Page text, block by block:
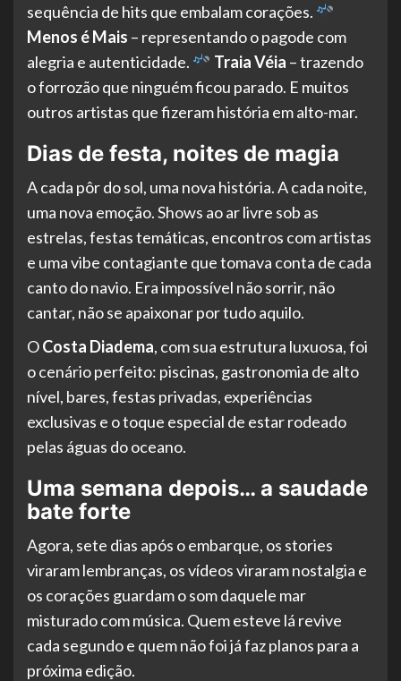
sequência de hits que embalam corações.
Menos é Mais – representando o pagode com
alegria e autenticidade.
Traia Véia – trazendo
o forrozão que ninguém ficou parado. E muitos
outros artistas que fizeram história em alto-mar.
Dias de festa, noites de magia
A cada pôr do sol, uma nova história. A cada noite,
uma nova emoção. Shows ao ar livre sob as
estrelas, festas temáticas, encontros com artistas
e uma vibe contagiante que tomava conta de cada
canto do navio. Era impossível não sorrir, não
cantar, não se apaixonar por tudo aquilo.
OCosta Diadema, com sua estrutura luxuosa, foi
o cenário perfeito: piscinas, gastronomia de alto
nível, bares, festas privadas, experiências
exclusivas e o toque especial de estar rodeado
pelas águas do oceano.
Uma semana depois… a saudade
bate forte
Agora, sete dias após o embarque, os stories
viraram lembranças, os vídeos viraram nostalgia e
os corações guardam o som daquele mar
misturado com música. Quem esteve lá revive
cada segundo e quem não foi já faz planos para a
próxima edição.